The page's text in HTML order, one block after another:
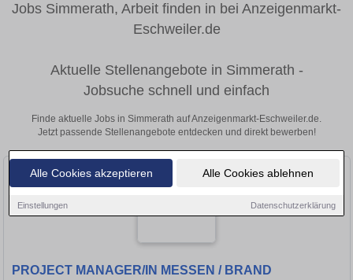
Alle Cookies akzeptieren Alle Cookies ablehnen
Einstellungen Datenschutzerklärung
Jobs Simmerath, Arbeit finden in bei Anzeigenmarkt-
Eschweiler.de
Aktuelle Stellenangebote in Simmerath -
Jobsuche schnell und einfach
Finde aktuelle Jobs in Simmerath auf Anzeigenmarkt-Eschweiler.de.
Jetzt passende Stellenangebote entdecken und direkt bewerben!
PROJECT MANAGER/IN MESSEN / BRAND